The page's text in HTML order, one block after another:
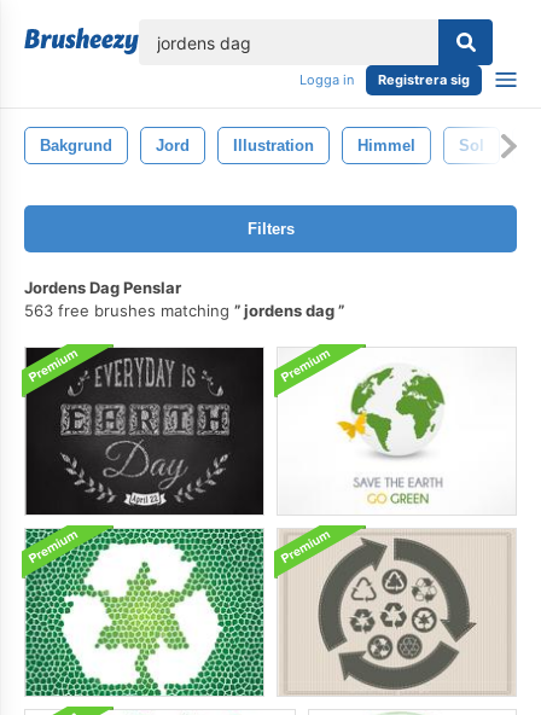
Logga in Registrera sig
Bakgrund Jord Illustration Himmel Sol
Filters
Jordens Dag Penslar
563 free brushes matching
jordens dag